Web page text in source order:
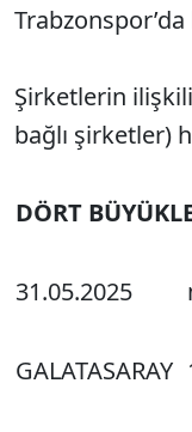
Şirketlerin
bağlı şirketler)
DÖRT
31.05.2025
GALATASARAY